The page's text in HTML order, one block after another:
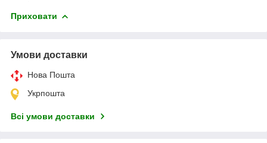
Приховати
Умови доставки
Нова Пошта
Укрпошта
Всі умови доставки